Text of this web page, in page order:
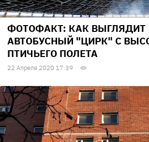
ФОТОФАКТ: КАК ВЫГЛЯДИТ
АВТОБУСНЫЙ "ЦИРК" С
ПТИЧЬЕГО ПОЛЕТА
22 Апреля 2020 17:39